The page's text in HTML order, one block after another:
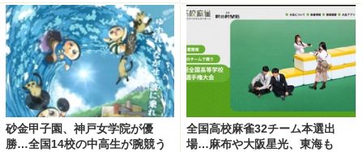
砂金甲子園、神戸女学院が優
勝…全国14校の中高生が腕競う
全国高校麻雀32チーム本選出
場…麻布や大阪星光、東海も